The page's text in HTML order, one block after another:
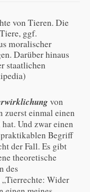
von Tieren. Die
ggf.
moralischer
Darüber hinaus
staatlichen
von
zuerst einmal einen
Und zwar einen
Begriff
der Fall. Es gibt
theoretische
des
Wider